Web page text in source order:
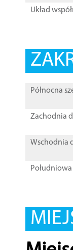
Układ
Północna
Zachodnia
Wschodnia